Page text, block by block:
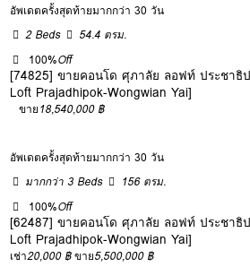
อัพเดตครั้งสุดท้ายมากกว่า 30 วัน
2 Beds
54.4 ตรม.
100%Off
[74825] ขายคอนโด ศุภาลัย ลอฟท์ ประชาธิ
Loft Prajadhipok-Wongwian Yai]
ขาย18,540,000 ฿
อัพเดตครั้งสุดท้ายมากกว่า 30 วัน
มากกว่า 3 Beds
156 ตรม.
100%Off
[62487] ขายคอนโด ศุภาลัย ลอฟท์ ประชาธิ
Loft Prajadhipok-Wongwian Yai]
เช่า20,000 ฿ ขาย5,500,000 ฿